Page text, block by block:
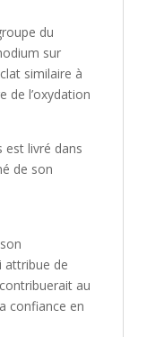
du
sur
similaire à
de l’oxydation
est livré dans
de son
attribue de
au
confiance en